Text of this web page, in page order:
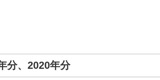
分、2020年分